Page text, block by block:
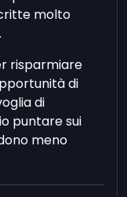
molto
risparmiare
di
di
puntare sui
meno